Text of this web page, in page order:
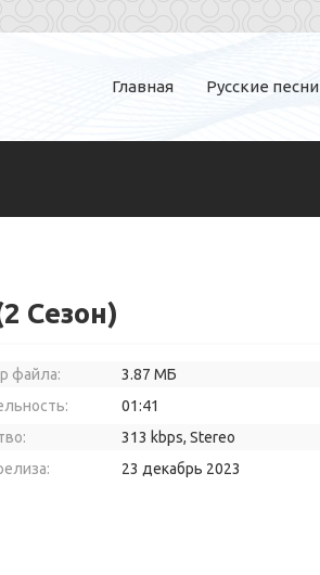
Главная Русские песни
Сезон)
файла:
3.87 МБ
01:41
313 kbps, Stereo
23 декабрь 2023